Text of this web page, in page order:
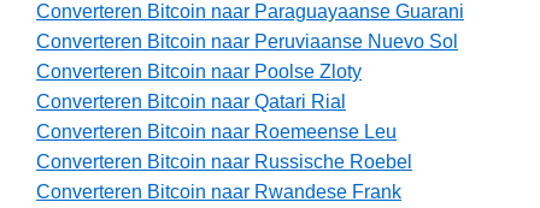
Converteren Bitcoin naar Paraguayaanse Guarani
Converteren Bitcoin naar Peruviaanse Nuevo Sol
Converteren Bitcoin naar Poolse Zloty
Converteren Bitcoin naar Qatari Rial
Converteren Bitcoin naar Roemeense Leu
Converteren Bitcoin naar Russische Roebel
Converteren Bitcoin naar Rwandese Frank